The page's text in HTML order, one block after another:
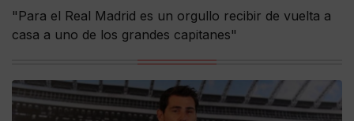
"Para el Real Madrid es un orgullo recibir de vuelta a
casa a uno de los grandes capitanes"